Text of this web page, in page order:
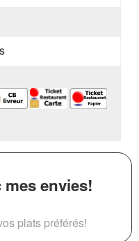
envies!
plats préférés!